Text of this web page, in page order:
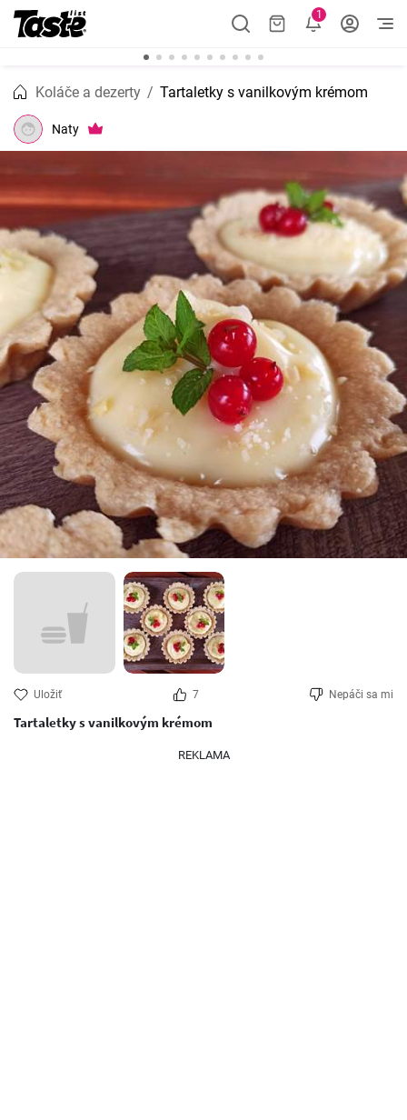
1
Koláče a dezerty Tartaletky s vanilkovým krémom
Naty
Uložiť 7 Nepáči sa mi
Tartaletky s vanilkovým krémom
REKLAMA